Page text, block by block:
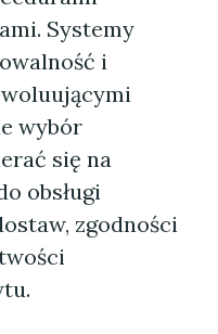
Systemy
i
wybór
się na
obsługi
zgodności